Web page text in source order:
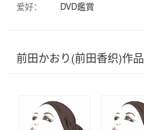
爱好：
DVD鑑賞
前田かおり(前田香织)作品